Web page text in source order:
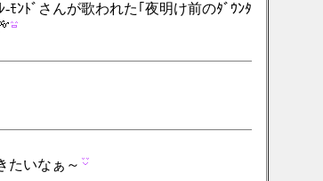
ﾝﾄﾞさんが歌われた｢夜明け前のﾀﾞｳﾝﾀ
たいなぁ～